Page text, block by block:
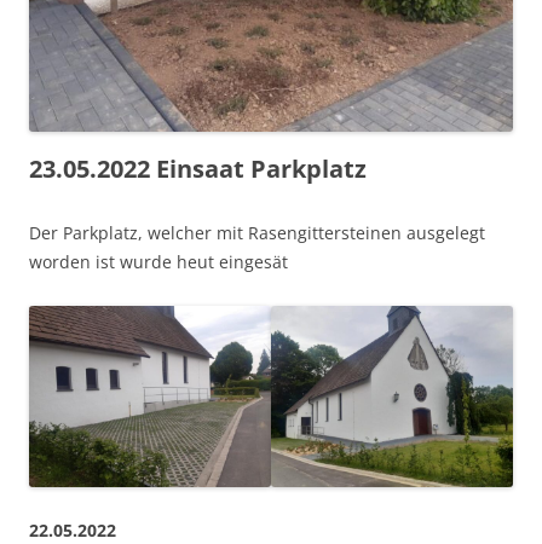
23.05.2022 Einsaat Parkplatz
Der Parkplatz, welcher mit Rasengittersteinen ausgelegt
worden ist wurde heut eingesät
22.05.2022